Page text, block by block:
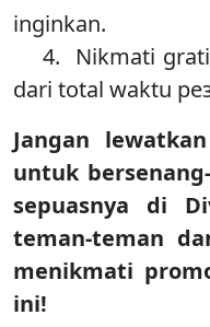
inginkan.
4. Nikmati
dari total waktu
Jangan
untuk
sepuasnya di
teman-teman
menikmati
ini!